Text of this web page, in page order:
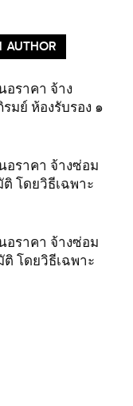
AUTHOR
อราคา จ้าง
มย์ ห้องรับรอง ๑
อราคา จ้างซ่อม
โดยวิธีเฉพาะ
อราคา จ้างซ่อม
ติ โดยวิธีเฉพาะ